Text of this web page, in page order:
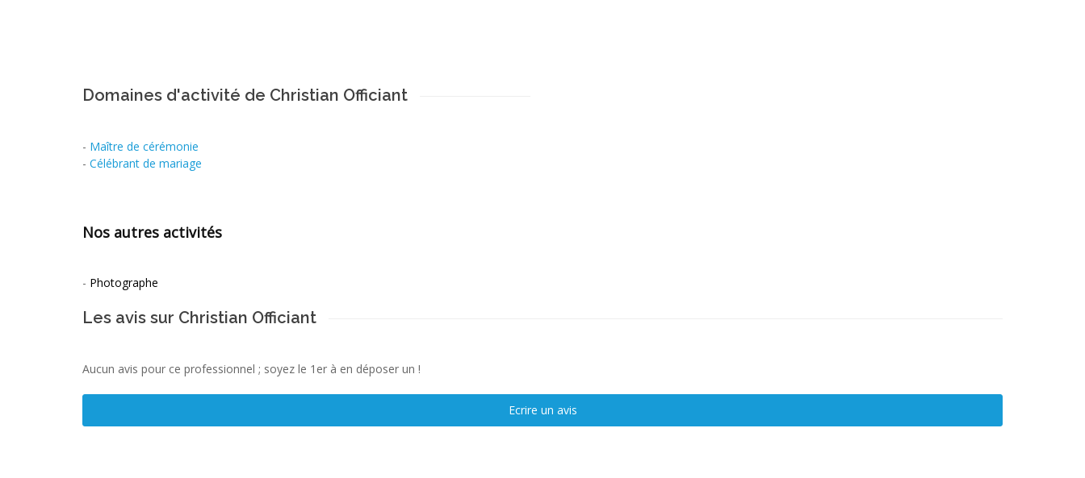
Domaines d'activité de Christian Officiant
- Maître de cérémonie
- Célébrant de mariage
Nos autres activités
- Photographe
Les avis sur Christian Officiant
Aucun avis pour ce professionnel ; soyez le 1er à en déposer un !
Ecrire un avis